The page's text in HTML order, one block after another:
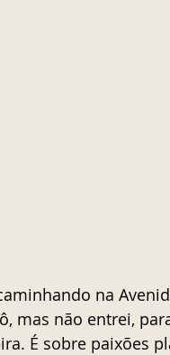
na
mas não entrei,
É sobre paixões